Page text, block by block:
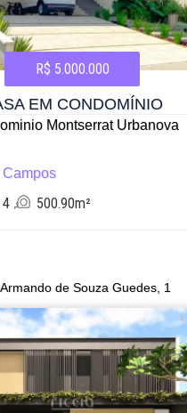
R$ 5.000.000
EM CONDOMÍNIO
Montserrat Urbanova
4 500.90m²
de Souza Guedes, 1